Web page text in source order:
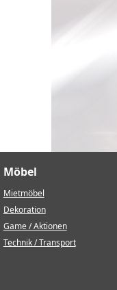
Möbel
Mietmöbel
Dekoration
Game / Aktionen
Technik / Transport